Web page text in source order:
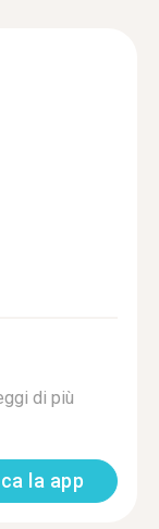
di più
la app